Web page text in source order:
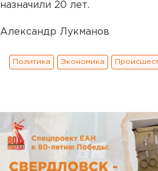
назначили 20 лет.
Александр Лукманов
Политика Экономика